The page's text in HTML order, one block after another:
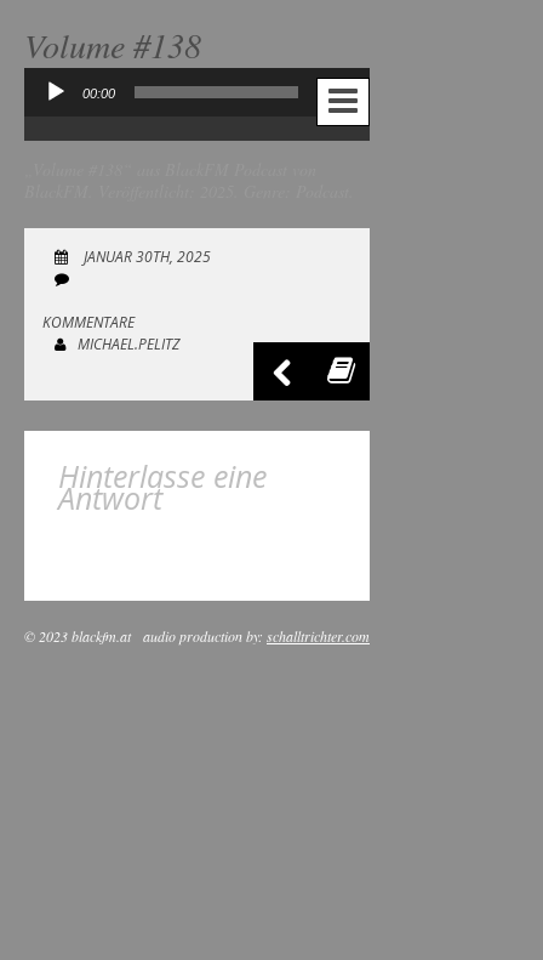
Volume #138
Audio-
00:00 00:00
JANUAR 30TH, 2025
KOMMENTARE
MICHAEL.PELITZ
Hinterlasse eine
Antwort
© 2023 blackfm.at audio production by: schalltrichter.com